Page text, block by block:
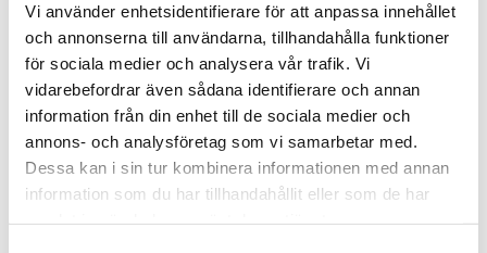
Vi använder enhetsidentifierare för att anpassa innehållet
och annonserna till användarna, tillhandahålla funktioner
för sociala medier och analysera vår trafik. Vi
vidarebefordrar även sådana identifierare och annan
information från din enhet till de sociala medier och
annons- och analysföretag som vi samarbetar med.
Dessa kan i sin tur kombinera informationen med annan
information som du har tillhandahållit eller som de har